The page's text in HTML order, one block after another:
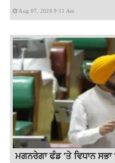
Aug 07, 2026 9:11 Am
ਮਗਨਰੇਗਾ ਫੰਡ ‘ਤੇ ਵਿਧਾਨ ਸਭਾ